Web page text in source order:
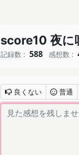
score10 夜に
記録数 : 588 感想数 :
良くない 普通